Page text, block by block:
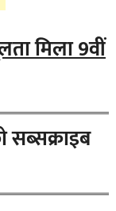
मिला 9वीं